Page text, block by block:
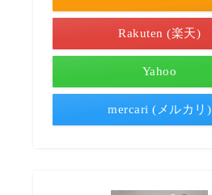
Rakuten (楽天)
Yahoo
mercari (メルカリ)